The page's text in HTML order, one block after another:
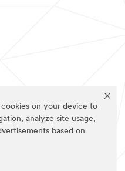
cookies on your device to
analyze site usage,
based on